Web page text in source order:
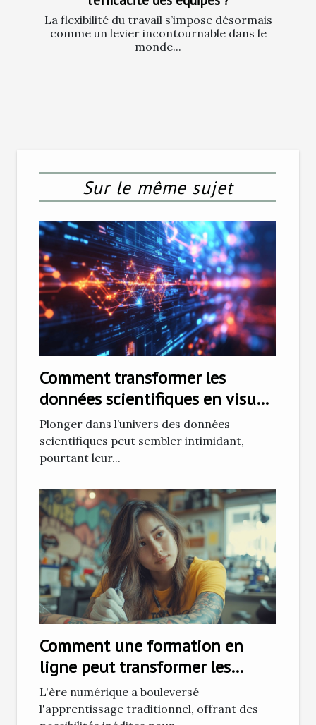
La flexibilité du travail s’impose désormais
comme un levier incontournable dans le
monde...
Sur le même sujet
Comment transformer les
données scientifiques en visuels
captivants
Plonger dans l’univers des données
scientifiques peut sembler intimidant,
pourtant leur...
Comment une formation en
ligne peut transformer les
débutants en tatoueurs
professionnels
L'ère numérique a bouleversé
l'apprentissage traditionnel, offrant des